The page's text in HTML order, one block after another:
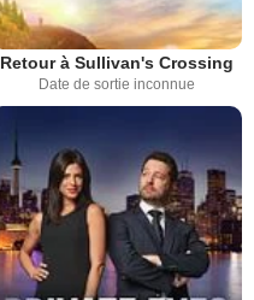
Retour à Sullivan's Crossing
Date de sortie inconnue